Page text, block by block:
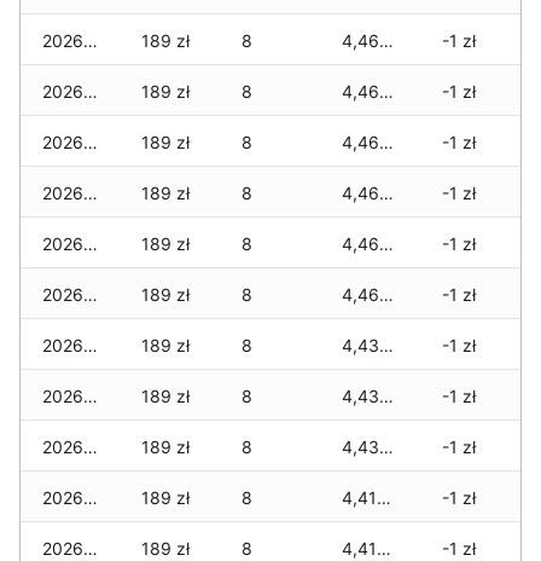
2026-05-20 189 zł 8 4,462 zł -1 zł
2026-05-19 189 zł 8 4,462 zł -1 zł
2026-05-18 189 zł 8 4,462 zł -1 zł
2026-05-17 189 zł 8 4,462 zł -1 zł
2026-05-16 189 zł 8 4,462 zł -1 zł
2026-05-15 189 zł 8 4,462 zł -1 zł
2026-05-14 189 zł 8 4,432 zł -1 zł
2026-05-13 189 zł 8 4,432 zł -1 zł
2026-05-12 189 zł 8 4,432 zł -1 zł
2026-05-09 189 zł 8 4,419 zł -1 zł
2026-05-08 189 zł 8 4,419 zł -1 zł